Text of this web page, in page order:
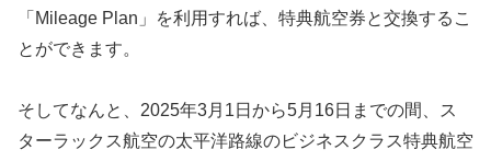
「Mileage Plan」を利用すれば、特典航空券と交換するこ
とができます。
そしてなんと、2025年3月1日から5月16日までの間、ス
ターラックス航空の太平洋路線のビジネスクラス特典航空